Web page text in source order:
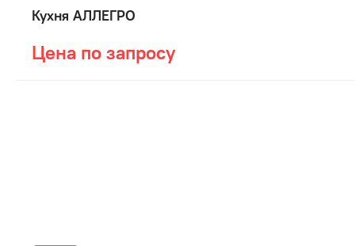
Кухня АЛЛЕГРО
Цена по запросу